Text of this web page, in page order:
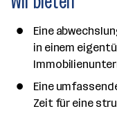
Eine
in einem
Eine
Zeit für eine